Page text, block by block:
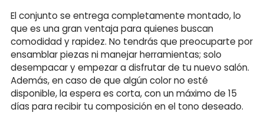
El conjunto se entrega completamente montado, lo
que es una gran ventaja para quienes buscan
comodidad y rapidez. No tendrás que preocuparte por
ensamblar piezas ni manejar herramientas; solo
desempacar y empezar a disfrutar de tu nuevo salón.
Además, en caso de que algún color no esté
disponible, la espera es corta, con un máximo de 15
días para recibir tu composición en el tono deseado.